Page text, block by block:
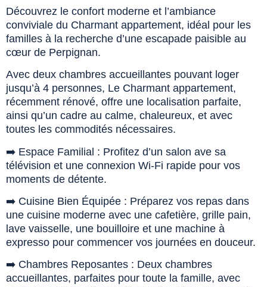
Découvrez le confort moderne et l’ambiance
conviviale du Charmant appartement, idéal pour les
familles à la recherche d’une escapade paisible au
cœur de Perpignan.
Avec deux chambres accueillantes pouvant loger
jusqu’à 4 personnes, Le Charmant appartement,
récemment rénové, offre une localisation parfaite,
ainsi qu’un cadre au calme, chaleureux, et avec
toutes les commodités nécessaires.
➡️ Espace Familial : Profitez d’un salon ave sa
télévision et une connexion Wi-Fi rapide pour vos
moments de détente.
➡️ Cuisine Bien Équipée : Préparez vos repas dans
une cuisine moderne avec une cafetière, grille pain,
lave vaisselle, une bouilloire et une machine à
expresso pour commencer vos journées en douceur.
➡️ Chambres Reposantes : Deux chambres
accueillantes, parfaites pour toute la famille, avec